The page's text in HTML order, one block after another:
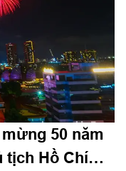
50 năm
tịch Hồ Chí